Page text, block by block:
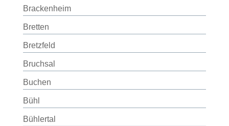
Brackenheim
Bretten
Bretzfeld
Bruchsal
Buchen
Bühl
Bühlertal